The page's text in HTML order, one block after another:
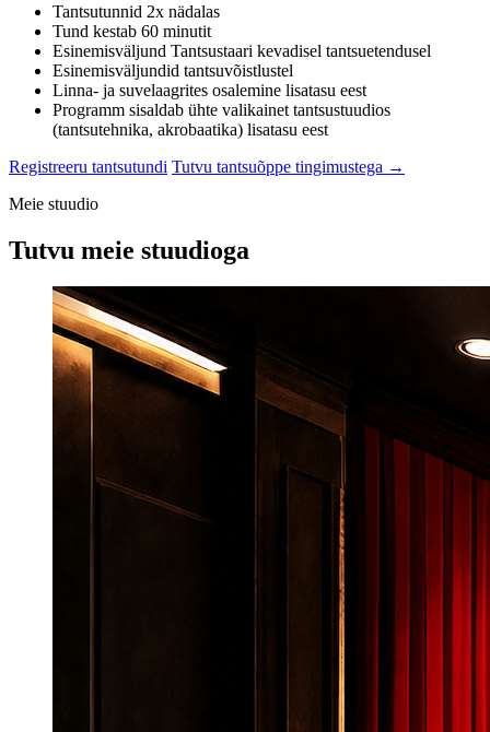
Tantsutunnid 2x nädalas
Tund kestab 60 minutit
Esinemisväljund Tantsustaari kevadisel tantsuetendusel
Esinemisväljundid tantsuvõistlustel
Linna- ja suvelaagrites osalemine lisatasu eest
Programm sisaldab ühte valikainet tantsustuudios
(tantsutehnika, akrobaatika) lisatasu eest
Registreeru tantsutundi Tutvu tantsuõppe tingimustega →
Meie stuudio
Tutvu meie stuudioga